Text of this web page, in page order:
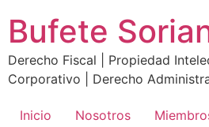
contenido
Bufete
Derecho Fiscal | Propiedad
Corporativo | Derecho
Inicio Nosotros